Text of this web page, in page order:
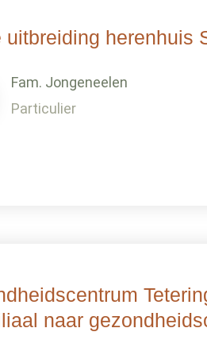
uitbreiding herenhuis
Fam. Jongeneelen
Particulier
naar